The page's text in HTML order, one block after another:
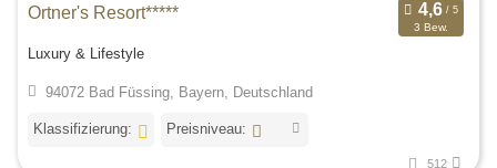
Ortner's Resort*****
3 Bew.
Luxury & Lifestyle
94072 Bad Füssing, Bayern, Deutschland
Klassifizierung: Preisniveau:
512